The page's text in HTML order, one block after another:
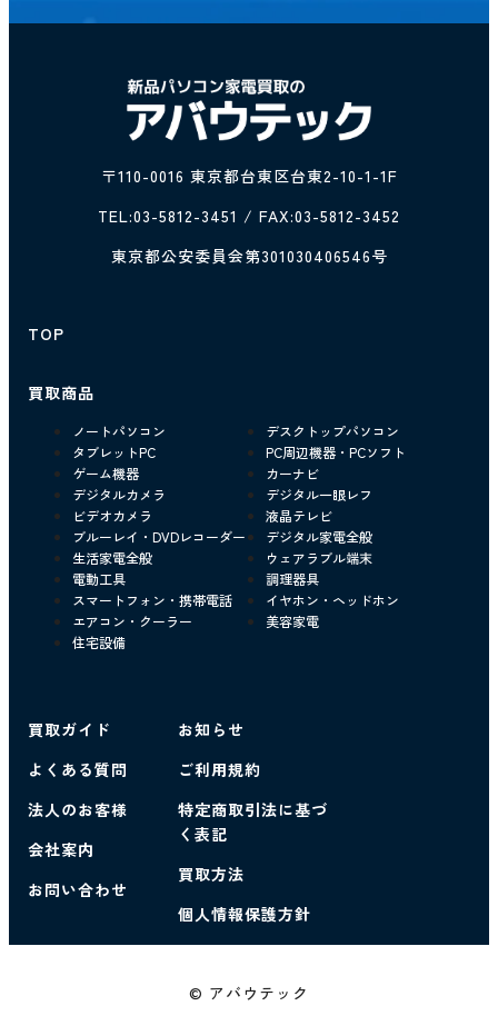
〒110-0016 東京都台東区台東2-10-1-1F
TEL:03-5812-3451 / FAX:03-5812-3452
東京都公安委員会第301030406546号
TOP
買取商品
ノートパソコン
デスクトップパソコン
タブレットPC
PC周辺機器・PCソフト
ゲーム機器
カーナビ
デジタルカメラ
デジタル一眼レフ
ビデオカメラ
液晶テレビ
ブルーレイ・DVDレコーダー
デジタル家電全般
生活家電全般
ウェアラブル端末
電動工具
調理器具
スマートフォン・携帯電話
イヤホン・ヘッドホン
エアコン・クーラー
美容家電
住宅設備
買取ガイド
よくある質問
法人のお客様
会社案内
お問い合わせ
お知らせ
ご利用規約
特定商取引法に基づ
く表記
買取方法
個人情報保護方針
© アバウテック